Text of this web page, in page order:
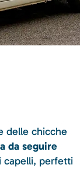
delle chicche
da seguire
capelli, perfetti